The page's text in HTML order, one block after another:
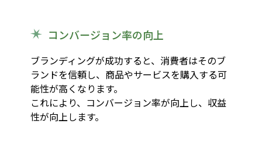
コンバージョン率の向上
ブランディングが成功すると、消費者はそのブ
ランドを信頼し、商品やサービスを購入する可
能性が高くなります。
これにより、コンバージョン率が向上し、収益
性が向上します。